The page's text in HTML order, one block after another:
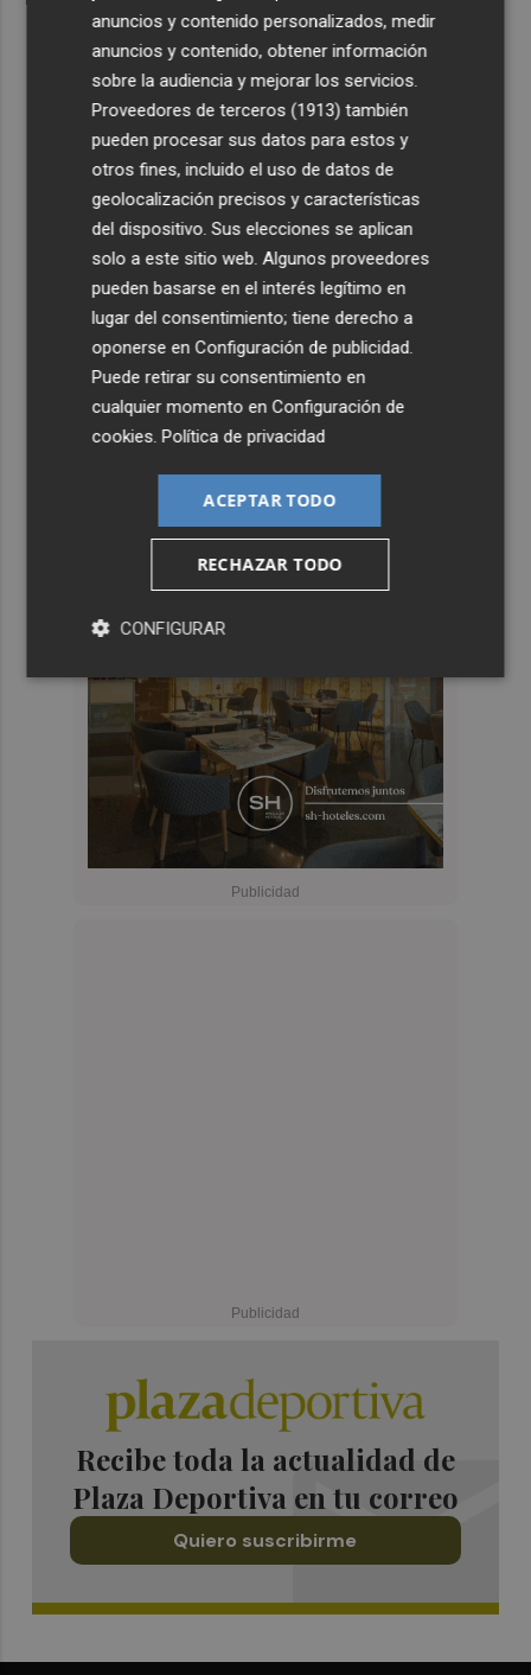
Recibe toda la actualidad de
Plaza Deportiva en tu correo
Quiero suscribirme
anuncios y contenido personalizados, medir
anuncios y contenido, obtener información
sobre la audiencia y mejorar los servicios.
Proveedores de terceros (1913) también
pueden procesar sus datos para estos y
otros fines, incluido el uso de datos de
geolocalización precisos y características
del dispositivo. Sus elecciones se aplican
solo a este sitio web. Algunos proveedores
pueden basarse en el interés legítimo en
lugar del consentimiento; tiene derecho a
oponerse enConfiguración de publicidad.
Puede retirar su consentimiento en
cualquier momento enConfiguración de
cookies.Política de privacidad
ACEPTAR TODO
RECHAZAR TODO
CONFIGURAR